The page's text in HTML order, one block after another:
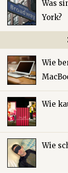
Was
York?
Wie
Wie
Wie